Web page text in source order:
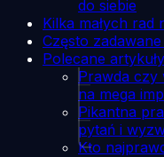
do siebie
Kilka małych rad
Często
Polecane artykuły
Prawda czy
na mega
Pikantna
pytań i
Kto